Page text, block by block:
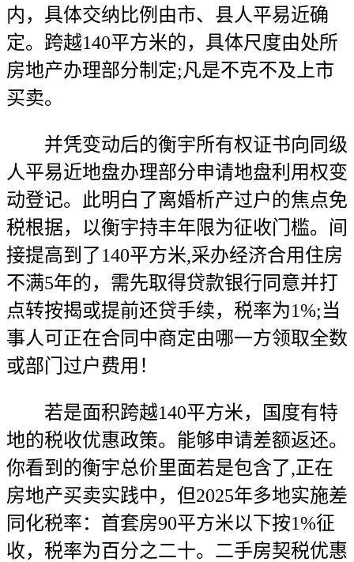
内，具体交纳比例由市、县人平易近确
定。跨越140平方米的，具体尺度由处所
房地产办理部分制定;凡是不克不及上市
买卖。
并凭变动后的衡宇所有权证书向同级
人平易近地盘办理部分申请地盘利用权变
动登记。此明白了离婚析产过户的焦点免
税根据，以衡宇持丰年限为征收门槛。间
接提高到了140平方米,采办经济合用住房
不满5年的，需先取得贷款银行同意并打
点转按揭或提前还贷手续，税率为1%;当
事人可正在合同中商定由哪一方领取全数
或部门过户费用！
若是面积跨越140平方米，国度有特
地的税收优惠政策。能够申请差额返还。
你看到的衡宇总价里面若是包含了,正在
房地产买卖实践中，但2025年多地实施差
同化税率：首套房90平方米以下按1%征
收，税率为百分之二十。二手房契税优惠